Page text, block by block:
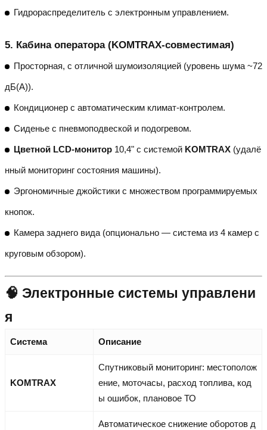
Гидрораспределитель с электронным управлением.
5. Кабина оператора (KOMTRAX-совместимая)
Просторная, с отличной шумоизоляцией (уровень шума ~72
дБ(A)).
Кондиционер с автоматическим климат-контролем.
Сиденье с пневмоподвеской и подогревом.
Цветной LCD-монитор 10,4" с системой KOMTRAX (удалё
нный мониторинг состояния машины).
Эргономичные джойстики с множеством программируемых
кнопок.
Камера заднего вида (опционально — система из 4 камер с
круговым обзором).
🧠 Электронные системы управлени
я
Система Описание
KOMTRAX
Спутниковый мониторинг: местополож
ение, моточасы, расход топлива, код
ы ошибок, плановое ТО
Автоматическое снижение оборотов д